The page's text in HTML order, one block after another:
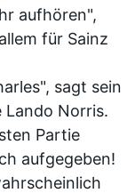
aufhören",
für Sainz
sagt sein
Lando Norris.
Partie
aufgegeben!